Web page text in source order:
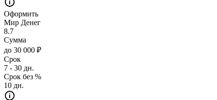
Оформить
Мир Денег
8.7
Сумма
до 30 000 ₽
Срок
7 - 30 дн.
Срок без %
10 дн.